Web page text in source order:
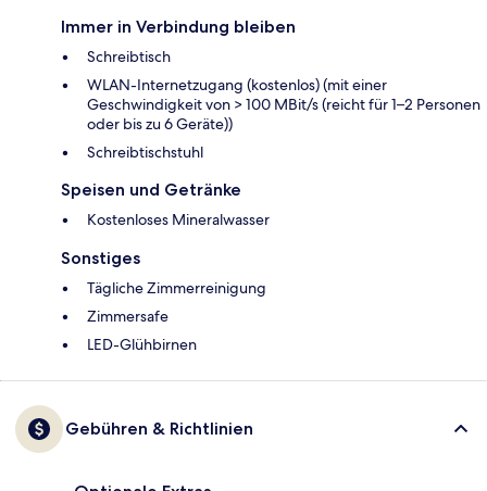
Immer in Verbindung bleiben
Schreibtisch
WLAN-Internetzugang (kostenlos) (mit einer
Geschwindigkeit von > 100 MBit/s (reicht für 1–2 Personen
oder bis zu 6 Geräte))
Schreibtischstuhl
Speisen und Getränke
Kostenloses Mineralwasser
Sonstiges
Tägliche Zimmerreinigung
Zimmersafe
LED-Glühbirnen
Gebühren & Richtlinien